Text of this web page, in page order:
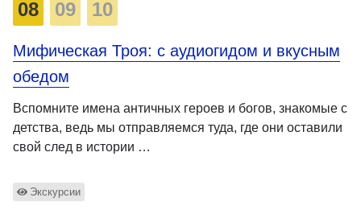
08 09 10
Мифическая Троя: с аудиогидом и вкусным
обедом
Вспомните имена античных героев и богов, знакомые с
детства, ведь мы отправляемся туда, где они оставили
свой след в истории …
Экскурсии